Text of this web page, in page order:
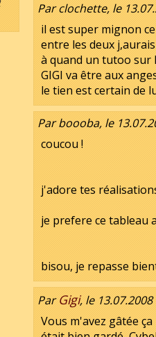
Par clochette, le
il est super mignon
entre les deux
à quand un tutoo sur
GIGI va être aux
le tien est certain de
Par boooba, le
coucou !
j'adore tes
je prefere ce tableau
bisou, je repasse
ParGigi, le 13.07.2008
Vous m'avez gâtée